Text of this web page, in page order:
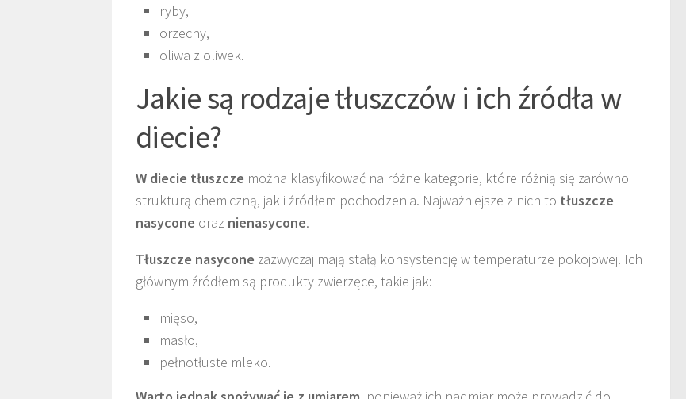
ryby,
orzechy,
oliwa z oliwek.
Jakie są rodzaje tłuszczów i ich źródła w
diecie?
W diecie tłuszcze można klasyfikować na różne kategorie, które różnią się zarówno
strukturą chemiczną, jak i źródłem pochodzenia. Najważniejsze z nich to tłuszcze
nasycone oraz nienasycone.
Tłuszcze nasycone zazwyczaj mają stałą konsystencję w temperaturze pokojowej. Ich
głównym źródłem są produkty zwierzęce, takie jak:
mięso,
masło,
pełnotłuste mleko.